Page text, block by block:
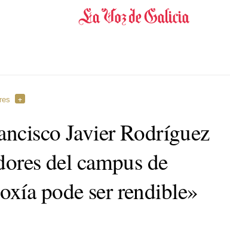
Javier Rodríguez
del campus de
pode ser rendible»